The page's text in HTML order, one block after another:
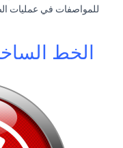
للمواصفات في عمليات
الخط